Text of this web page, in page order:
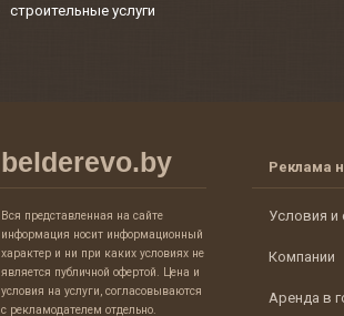
строительные услуги
belderevo.by
Вся представленная на сайте
информация носит информационный
характер и ни при каких условиях не
является публичной офертой. Цена и
условия на услуги, согласовываются
с рекламодателем отдельно.
Реклама
Условия и
Компании
Аренда в